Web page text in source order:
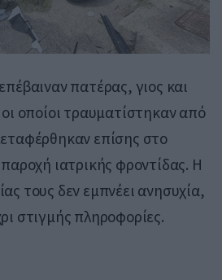
πατέρας, γιος και
οποίοι τραυματίστηκαν από
επίσης στο
ιατρικής φροντίδας. Η
τους δεν εμπνέει ανησυχία,
στιγμής πληροφορίες.